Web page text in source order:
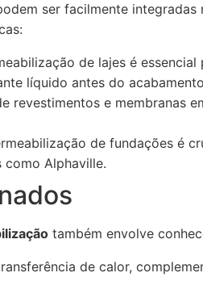
ser facilmente
de lajes é
líquido antes do
revestimentos e membranas
de fundações é
como Alphaville.
também envolve
de calor,